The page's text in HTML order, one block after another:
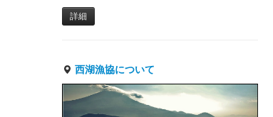
詳細
西湖漁協について